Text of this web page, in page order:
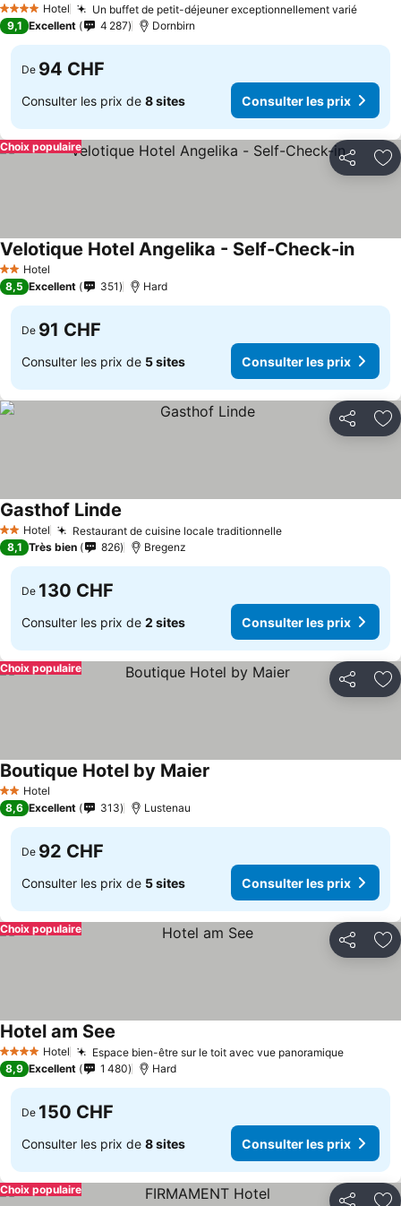
4 Étoiles Hotel Un buffet de petit-déjeuner exceptionnellement varié
9,1 Excellent 4 287 Dornbirn
De 94 CHF
Consulter les prix de 8 sites Consulter les prix
Partager
Choix populaire
2 Étoiles
Hotel
Velotique Hotel Angelika - Self-Check-in
8,5 Excellent 351 Hard
De 91 CHF
Consulter les prix de 5 sites Consulter les prix
Partager
2 Étoiles
Hotel Restaurant de cuisine locale traditionnelle
Gasthof Linde
8,1 Très bien 826 Bregenz
De 130 CHF
Consulter les prix de 2 sites Consulter les prix
Partager
Choix populaire
2 Étoiles
Hotel
Boutique Hotel by Maier
8,6 Excellent 313 Lustenau
De 92 CHF
Consulter les prix de 5 sites Consulter les prix
Partager
Choix populaire
4 Étoiles Hotel Espace bien-être sur le toit avec vue panoramique
Hotel am See
8,9 Excellent 1 480 Hard
De 150 CHF
Consulter les prix de 8 sites Consulter les prix
Choix populaire